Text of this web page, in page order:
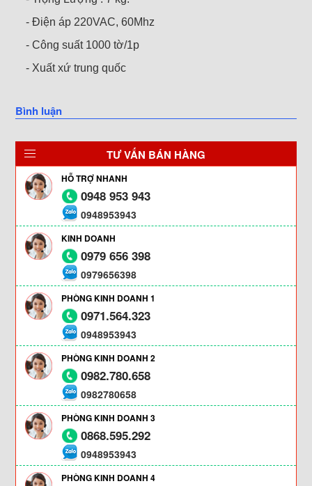
- Điện áp 220VAC, 60Mhz
- Công suất 1000 tờ/1p
- Xuất xứ trung quốc
Bình luận
TƯ VẤN BÁN HÀNG
HỖ TRỢ NHANH
0948 953 943
0948953943
KINH DOANH
0979 656 398
0979656398
PHÒNG KINH DOANH 1
0971.564.323
0948953943
PHÒNG KINH DOANH 2
0982.780.658
0982780658
PHÒNG KINH DOANH 3
0868.595.292
0948953943
PHÒNG KINH DOANH 4